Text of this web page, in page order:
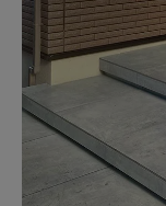
meeting_room ログイン
最近チェックした商品